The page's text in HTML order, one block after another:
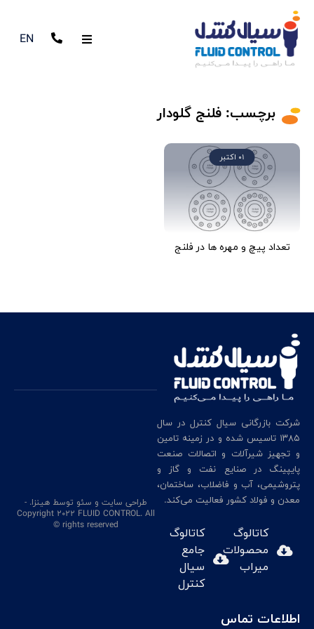
EN
برچسب: فلنج گلودار
01 اکتبر
تعداد پیچ و مهره ها در فلنج
شرکت بازرگانی سیال کنترل در سال
۱۳۸۵ تاسیس شده و در زمینه تامین
و تجهیز شیرآلات و اتصالات صنعت
پایپینگ در صنایع نفت و گاز و
پتروشیمی، آب و فاضلاب، ساختمان،
معدن و فولاد کشور فعالیت می‌کند.
کاتالوگ
محصولات
میراب
کاتالوگ
جامع
سیال
کنترل
اطلاعات تماس
طراحی سایت و سئو توسط هینزا. -
Copyright 2022 FLUID CONTROL. All
rights reserved ©